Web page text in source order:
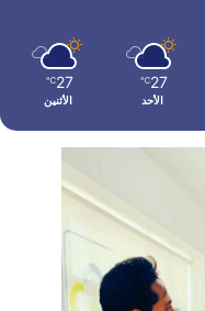
27
℃
الأحد
27
℃
الأثنين